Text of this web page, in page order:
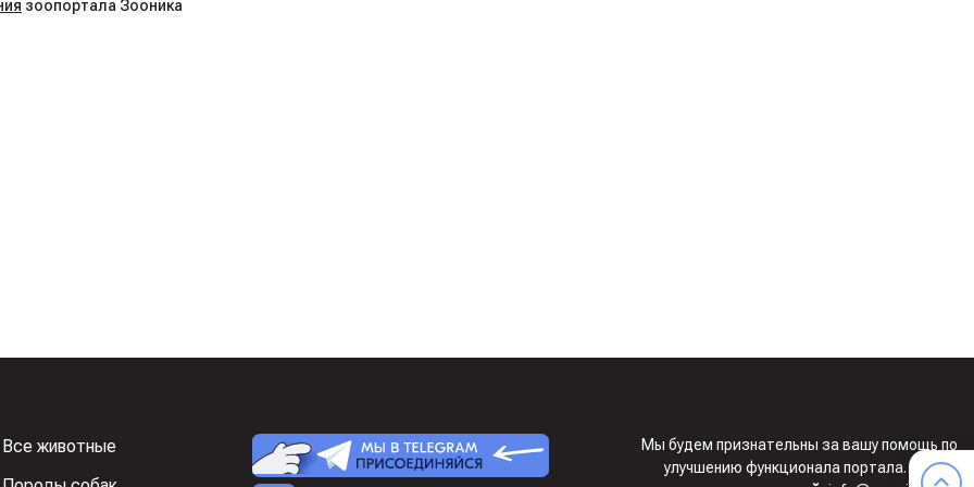
зоопортала Зооника
Все животные
Мы будем признательны за вашу помощь по
улучшению функционала портала. Ждем